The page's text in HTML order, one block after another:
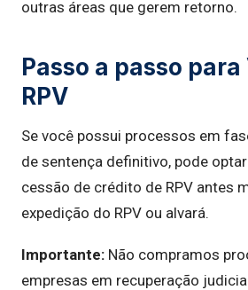
outras áreas que gerem retorno.
Passo a passo
RPV
Se você possui processos em
de sentença definitivo, pode
cessão de crédito de RPV antes
expedição do RPV ou alvará.
Importante: Não compramos
empresas em recuperação